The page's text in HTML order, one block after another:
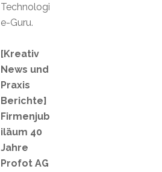
Technologi
e-Guru.
[Kreativ
News und
Praxis
Berichte]
Firmenjub
iläum 40
Jahre
Profot AG